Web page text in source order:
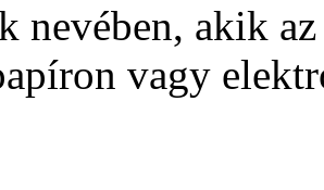
nevében, akik
vagy